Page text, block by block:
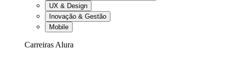
UX & Design
Inovação & Gestão
Mobile
Carreiras Alura